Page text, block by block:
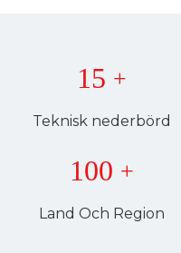
15 +
Teknisk nederbörd
100 +
Land Och Region